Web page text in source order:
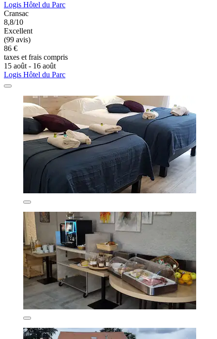
Logis Hôtel du Parc
Cransac
8,8/10
Excellent
(99 avis)
86 €
taxes et frais compris
15 août - 16 août
Logis Hôtel du Parc